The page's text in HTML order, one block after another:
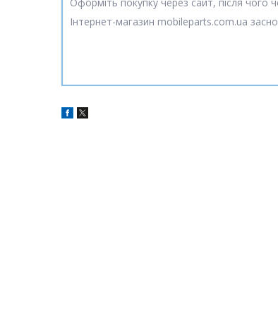
Інтернет-магазин mobileparts.com.ua